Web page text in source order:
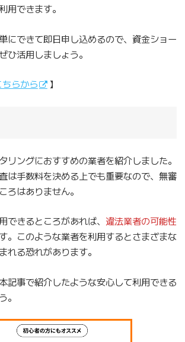
用できます。
にできて即日申し込めるので、資金ショー
ひ活用しましょう。
らから 】
リングにおすすめの業者を紹介しました。
は手数料を決める上でも重要なので、無審
ろはありません。
できるところがあれば、 違法業者の可能性
。このような業者を利用するとさまざまな
れる恐れがあります。
記事で紹介したような安心して利用できる
。